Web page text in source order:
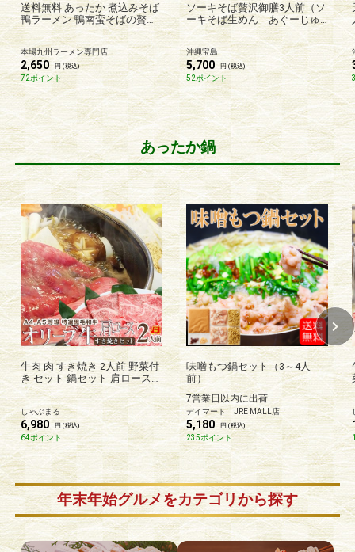
送料無料 あったか 煮込みそば
鴨ラーメン 鴨南蛮そばの贅沢
詰め合わせセット 栄養と旨み
がたっぷり溶け込んだスープ
(3種 6人前)保存食 メール便 簡
易化粧箱 ギフト
本場九州ラーメン専門店
2,650 円 (税込)
72ポイント
ソーキそば贅沢御膳3人前（ソ
ーキそば生めん あぐーじゅ
ーしぃの素 琉球じーまーみ
とうふ）（送料無料）
沖縄宝島
5,700 円 (税込)
52ポイント
あったか鍋
牛肉 肉 すき焼き 2人前 野菜付
き セット 鍋セット 肩ロース
オリーブ牛 黒毛和牛 讃岐うど
ん 割下付き グルメ お歳暮 ク
リスマス ギフト 食品 お祝い
しゃぶまる
しゃぶまる
6,980 円 (税込)
64ポイント
味噌もつ鍋セット（3～4人
前）
7営業日以内に出荷
デイマート JRE MALL店
5,180 円 (税込)
235ポイント
年末年始グルメをカテゴリから探す